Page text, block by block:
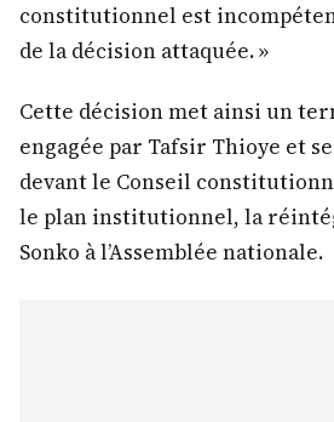
constitutionnel est
de la décision attaquée. »
Cette décision met ainsi un
engagée par Tafsir Thioye et
devant le Conseil
le plan institutionnel, la
Sonko à l’Assemblée nationale.